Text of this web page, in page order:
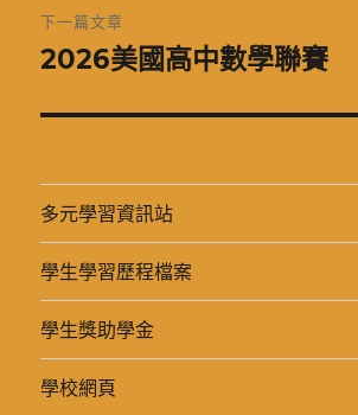
章:
下一篇文章
下
篇
章:
2026美國高中數學聯賽
多元學習資訊站
學生學習歷程檔案
學生獎助學金
學校網頁